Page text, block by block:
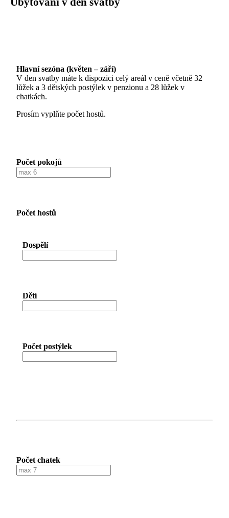
Hlavní sezóna (květen – září)
V den svatby máte k dispozici celý areál v ceně včetně 32
lůžek a 3 dětských postýlek v penzionu a 28 lůžek v
chatkách.
Prosím vyplňte počet hostů.
Počet pokojů
Počet hostů
Dospělí
Dětí
Počet postýlek
Počet chatek